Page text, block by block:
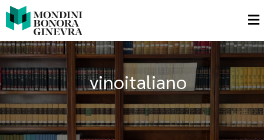
vinoitaliano